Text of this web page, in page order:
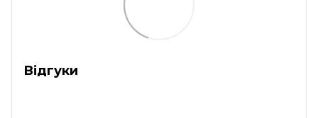
Відгуки